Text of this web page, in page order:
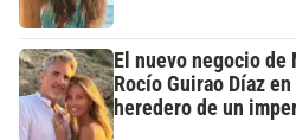
El nuevo negocio
Rocío Guirao Díaz
heredero de un